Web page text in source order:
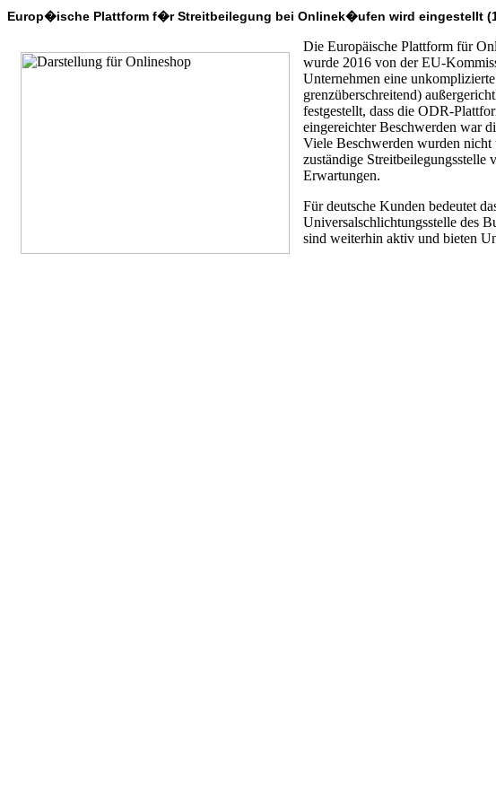
Europ�ische Plattform f�r Streitbeilegung bei Onlinek�ufen wird eingestellt
Die Europäische Plattform für
wurde 2016 von der EU-
Unternehmen eine
grenzüberschreitend)
festgestellt, dass die ODR-
eingereichter Beschwerden war
Viele Beschwerden wurden
zuständige
Erwartungen.
Für deutsche Kunden bedeutet
Universalschlichtungsstelle des
sind weiterhin aktiv und bieten